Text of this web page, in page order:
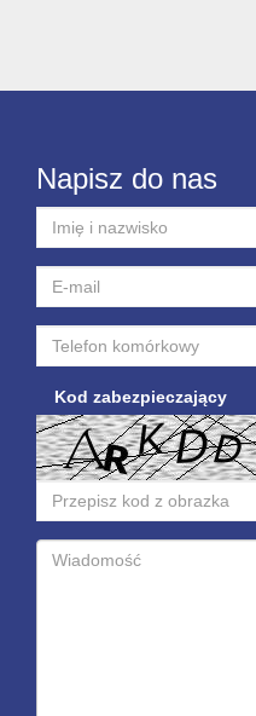
Napisz do nas
Kod zabezpieczający